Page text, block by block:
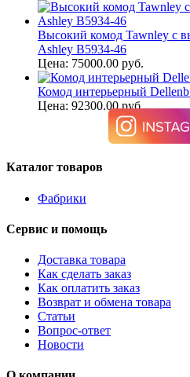
Высокий комод Tawnley с
Ashley B5934-46
Цена: 75000.00 руб.
Комод интерьерный
Цена: 92300.00 руб.
Каталог товаров
Фабрики
Сервис и помощь
Доставка товара
Как сделать заказ
Как оплатить заказ
Возврат и обмена товара
Статьи
Вопрос-ответ
Новости